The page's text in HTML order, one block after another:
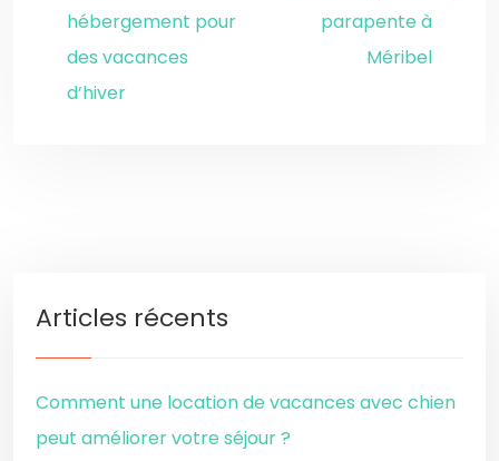
hébergement pour
des vacances
d’hiver
parapente à
Méribel
Articles récents
Comment une location de vacances avec chien
peut améliorer votre séjour ?